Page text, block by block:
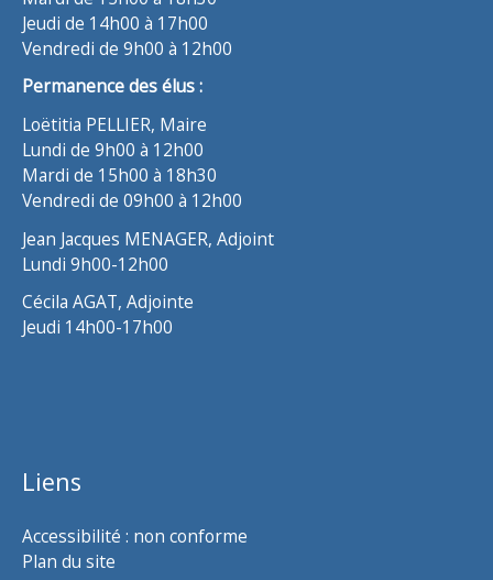
Jeudi de 14h00 à 17h00
Vendredi de 9h00 à 12h00
Permanence des élus :
Loëtitia PELLIER, Maire
Lundi de 9h00 à 12h00
Mardi de 15h00 à 18h30
Vendredi de 09h00 à 12h00
Jean Jacques MENAGER, Adjoint
Lundi 9h00-12h00
Cécila AGAT, Adjointe
Jeudi 14h00-17h00
Liens
Accessibilité : non conforme
Plan du site